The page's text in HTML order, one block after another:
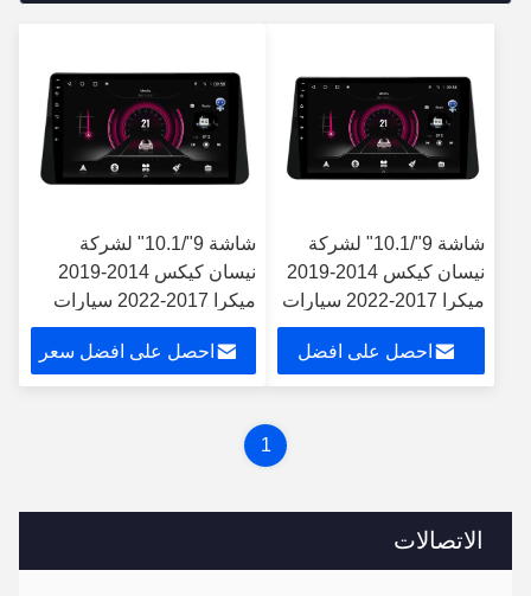
الاتصالات
شاشة 9"/10.1" لشركة
نيسان كيكس 2014-2019
ميكرا 2017-2022 سيارات
متعددة الوسائط ستيريو
احصل على افضل
شاشة 9"/10.1" لشركة
نيسان كيكس 2014-2019
ميكرا 2017-2022 سيارات
متعددة الوسائط ستيريو
احصل على افضل سعر
1